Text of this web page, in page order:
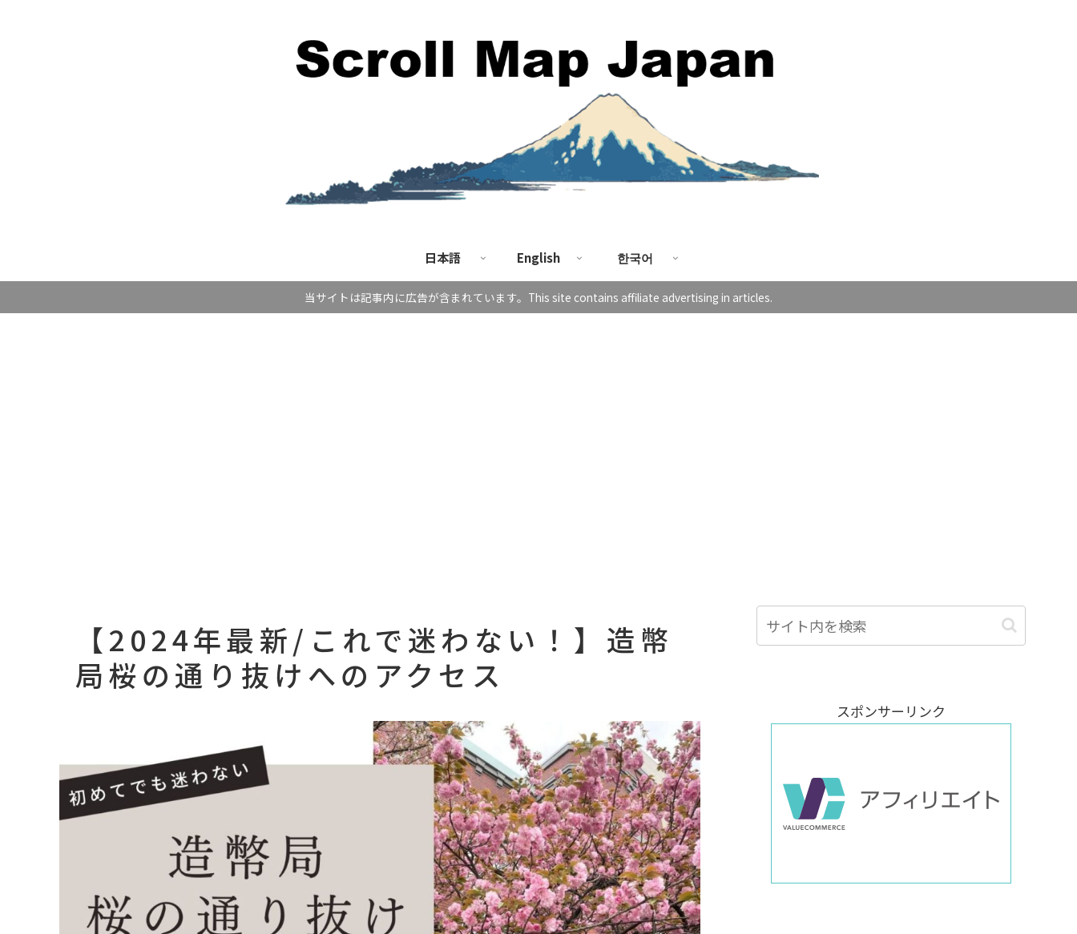
日本語 English 한국어
当サイトは記事内に広告が含まれています。This site contains affiliate advertising in articles.
【2024年最新/これで迷わない！】造幣
局桜の通り抜けへのアクセス
スポンサーリンク